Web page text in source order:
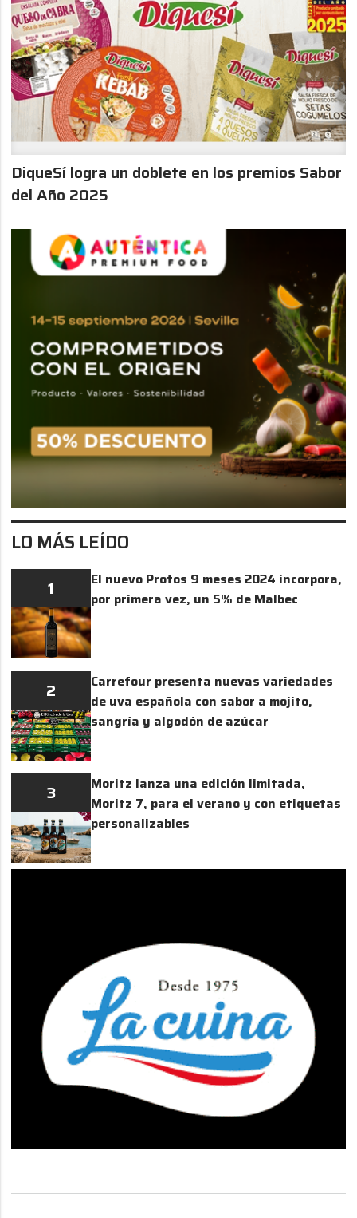
DiqueSí logra un doblete en los premios Sabor
del Año 2025
LO MÁS LEÍDO
1
El nuevo Protos 9 meses 2024 incorpora,
por primera vez, un 5% de Malbec
2
Carrefour presenta nuevas variedades
de uva española con sabor a mojito,
sangría y algodón de azúcar
3
Moritz lanza una edición limitada,
Moritz 7, para el verano y con etiquetas
personalizables